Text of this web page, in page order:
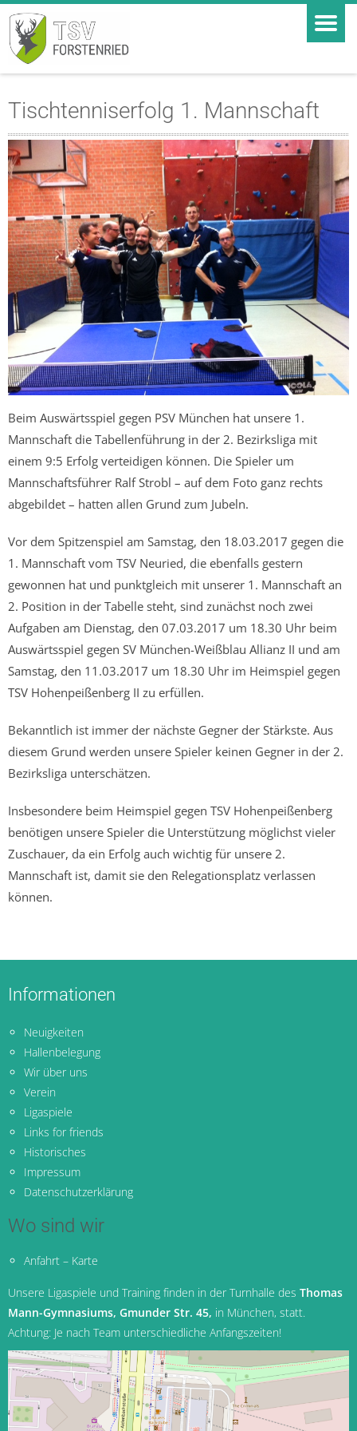
Tischtenniserfolg 1. Mannschaft
Beim Auswärtsspiel gegen PSV München hat unsere 1.
Mannschaft die Tabellenführung in der 2. Bezirksliga mit
einem 9:5 Erfolg verteidigen können. Die Spieler um
Mannschaftsführer Ralf Strobl – auf dem Foto ganz rechts
abgebildet – hatten allen Grund zum Jubeln.
Vor dem Spitzenspiel am Samstag, den 18.03.2017 gegen die
1. Mannschaft vom TSV Neuried, die ebenfalls gestern
gewonnen hat und punktgleich mit unserer 1. Mannschaft an
2. Position in der Tabelle steht, sind zunächst noch zwei
Aufgaben am Dienstag, den 07.03.2017 um 18.30 Uhr beim
Auswärtsspiel gegen SV München-Weißblau Allianz II und am
Samstag, den 11.03.2017 um 18.30 Uhr im Heimspiel gegen
TSV Hohenpeißenberg II zu erfüllen.
Bekanntlich ist immer der nächste Gegner der Stärkste. Aus
diesem Grund werden unsere Spieler keinen Gegner in der 2.
Bezirksliga unterschätzen.
Insbesondere beim Heimspiel gegen TSV Hohenpeißenberg
benötigen unsere Spieler die Unterstützung möglichst vieler
Zuschauer, da ein Erfolg auch wichtig für unsere 2.
Mannschaft ist, damit sie den Relegationsplatz verlassen
können.
Informationen
Neuigkeiten
Hallenbelegung
Wir über uns
Verein
Ligaspiele
Links for friends
Historisches
Impressum
Datenschutzerklärung
Wo sind wir
Anfahrt – Karte
Unsere Ligaspiele und Training finden in der Turnhalle des Thomas
Mann-Gymnasiums, Gmunder Str. 45, in München, statt.
Achtung: Je nach Team unterschiedliche Anfangszeiten!